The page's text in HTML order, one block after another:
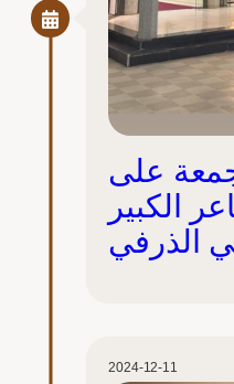
على
الكبير
الذرفي
2024-12-11